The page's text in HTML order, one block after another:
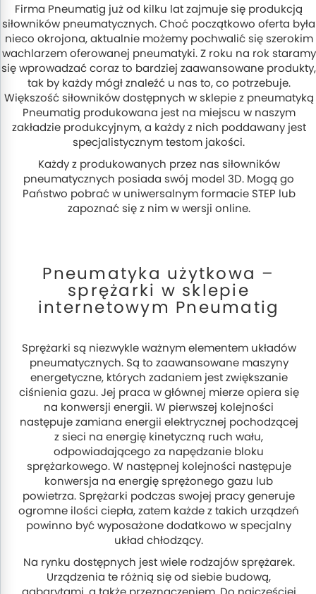
Firma Pneumatig już od kilku lat zajmuje się produkcją
siłowników pneumatycznych. Choć początkowo oferta była
nieco okrojona, aktualnie możemy pochwalić się szerokim
wachlarzem oferowanej pneumatyki. Z roku na rok staramy
się wprowadzać coraz to bardziej zaawansowane produkty,
tak by każdy mógł znaleźć u nas to, co potrzebuje.
Większość siłowników dostępnych w sklepie z pneumatyką
Pneumatig produkowana jest na miejscu w naszym
zakładzie produkcyjnym, a każdy z nich poddawany jest
specjalistycznym testom jakości.
Każdy z produkowanych przez nas siłowników
pneumatycznych posiada swój model 3D. Mogą go
Państwo pobrać w uniwersalnym formacie STEP lub
zapoznać się z nim w wersji online.
Pneumatyka użytkowa –
sprężarki w sklepie
internetowym Pneumatig
Sprężarki są niezwykle ważnym elementem układów
pneumatycznych. Są to zaawansowane maszyny
energetyczne, których zadaniem jest zwiększanie
ciśnienia gazu. Jej praca w głównej mierze opiera się
na konwersji energii. W pierwszej kolejności
następuje zamiana energii elektrycznej pochodzącej
z sieci na energię kinetyczną ruch wału,
odpowiadającego za napędzanie bloku
sprężarkowego. W następnej kolejności następuje
konwersja na energię sprężonego gazu lub
powietrza. Sprężarki podczas swojej pracy generuje
ogromne ilości ciepła, zatem każde z takich urządzeń
powinno być wyposażone dodatkowo w specjalny
układ chłodzący.
Na rynku dostępnych jest wiele rodzajów sprężarek.
Urządzenia te różnią się od siebie budową,